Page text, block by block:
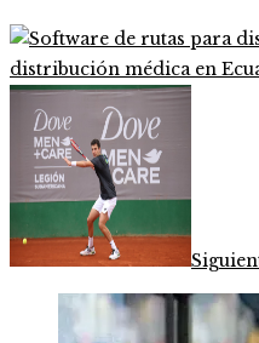
distribución médica en